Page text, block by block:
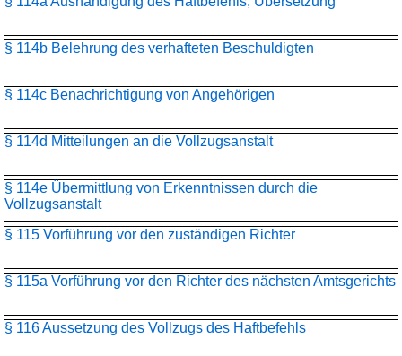
§ 114b Belehrung des verhafteten Beschuldigten
§ 114c Benachrichtigung von Angehörigen
§ 114d Mitteilungen an die Vollzugsanstalt
§ 114e Übermittlung von Erkenntnissen durch die
Vollzugsanstalt
§ 115 Vorführung vor den zuständigen Richter
§ 115a Vorführung vor den Richter des nächsten Amtsgerichts
§ 116 Aussetzung des Vollzugs des Haftbefehls